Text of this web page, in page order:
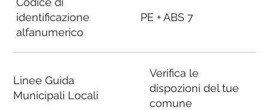
identificazione
alfanumerico
Linee Guida
Municipali Locali
PE + ABS 7
Verifica le
dispozioni del tue
comune